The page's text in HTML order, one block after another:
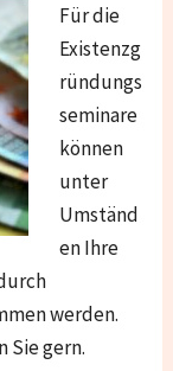
Für die
Existenzg
ründungs
seminare
können
unter
Umständ
en Ihre
werden.
Sie gern.